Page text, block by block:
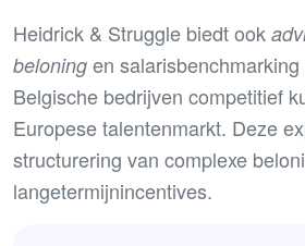
Heidrick & Struggle biedt ook
beloning en
Belgische bedrijven competitief
Europese talentenmarkt. Deze
structurering van complexe
langetermijnincentives.